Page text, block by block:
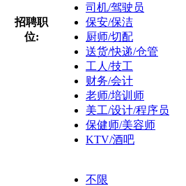
招聘职
位:
司机/驾驶员
保安/保洁
厨师/切配
送货/快递/仓管
工人/技工
财务/会计
老师/培训师
美工/设计/程序员
保健师/美容师
KTV/酒吧
不限